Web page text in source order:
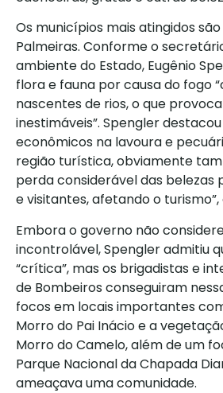
Os municípios mais atingidos são
Palmeiras. Conforme o
ambiente do Estado, Eugênio
flora e fauna por causa do fogo
nascentes de rios, o que
inestimáveis”. Spengler
econômicos na lavoura e
região turística, obviamente
perda considerável das belezas
e visitantes, afetando o turismo”,
Embora o governo não
incontrolável, Spengler admitiu
“crítica”, mas os brigadistas e
de Bombeiros conseguiram
focos em locais importantes
Morro do Pai Inácio e a
Morro do Camelo, além de um
Parque Nacional da Chapada
ameaçava uma comunidade.